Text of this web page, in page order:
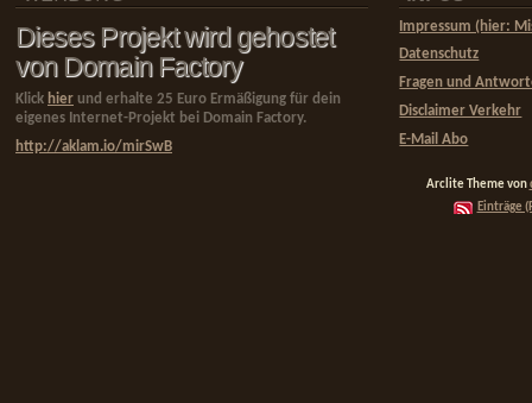
Dieses Projekt wird gehostet
von Domain Factory
Klick hier und erhalte 25 Euro Ermäßigung für dein
eigenes Internet-Projekt bei Domain Factory.
http://aklam.io/mirSwB
Impressum (hier:
Datenschutz
Fragen und
Disclaimer Verkehr
E-Mail Abo
Arclite Theme von
Einträge